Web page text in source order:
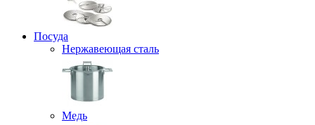
Посуда
Нержавеющая сталь
Медь